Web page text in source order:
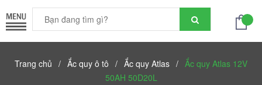
Trang chủ / Ắc quy ô tô / Ắc quy Atlas / Ắc quy Atlas 12V
50AH 50D20L